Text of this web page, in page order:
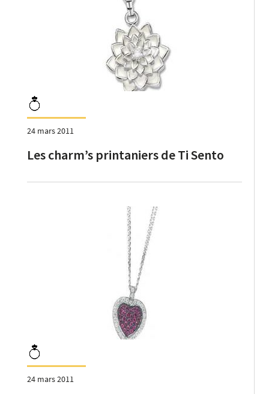
24 mars 2011
Les charm’s printaniers de Ti Sento
24 mars 2011